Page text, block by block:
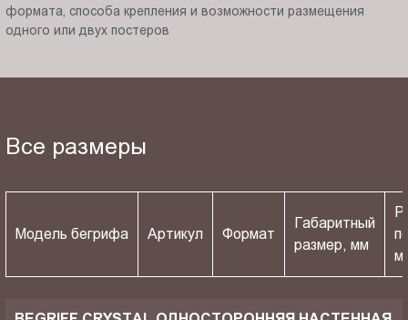
формата, способа крепления и возможности размещения
одного или двух постеров
Все размеры
Модель бегрифа Артикул Формат
Габаритный
размер, мм